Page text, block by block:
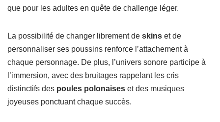
que pour les adultes en quête de challenge léger.
La possibilité de changer librement de skins et de
personnaliser ses poussins renforce l’attachement à
chaque personnage. De plus, l’univers sonore participe à
l’immersion, avec des bruitages rappelant les cris
distinctifs des poules polonaises et des musiques
joyeuses ponctuant chaque succès.